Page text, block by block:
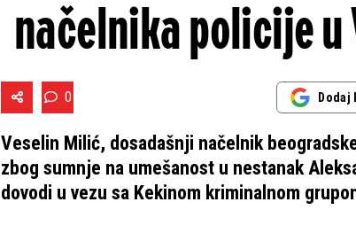
načelnika policije u
0
Veselin Milić, dosadašnji načelnik
zbog sumnje na umešanost u nestanak
dovodi u vezu sa Kekinom kriminalnom